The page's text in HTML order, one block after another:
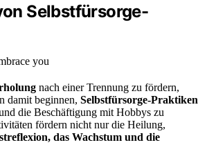
Selbstfürsorge-
nach einer Trennung zu fördern,
damit beginnen, Selbstfürsorge-Praktiken
die Beschäftigung mit Hobbys zu
fördern nicht nur die Heilung,
das Wachstum und die